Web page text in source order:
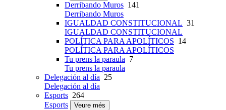
Derribando Muros 141
Derribando Muros
IGUALDAD CONSTITUCIONAL 31
IGUALDAD CONSTITUCIONAL
POLÍTICA PARA APOLÍTICOS 14
POLÍTICA PARA APOLÍTICOS
Tu prens la paraula 7
Tu prens la paraula
Delegación al día 25
Delegación al día
Esports 264
Esports
Veure més